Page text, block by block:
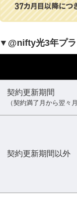
▼@nifty光3年プラ
契約更新期間
（契約満了月から翌々
契約更新期間以外